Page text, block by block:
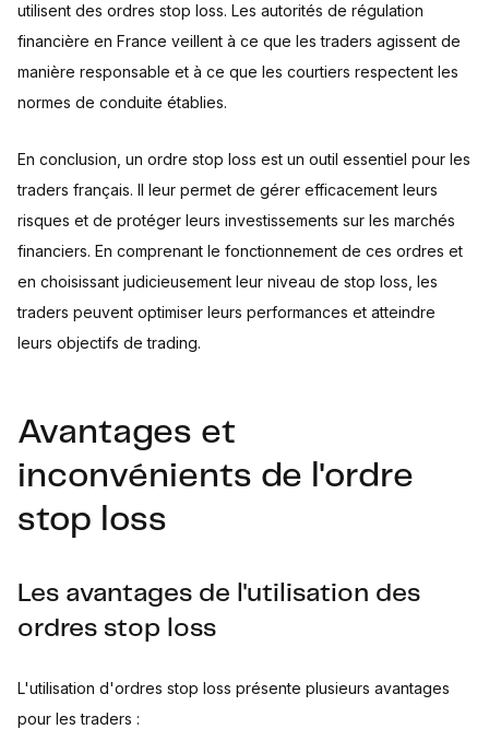
utilisent des ordres stop loss. Les autorités de régulation
financière en France veillent à ce que les traders agissent de
manière responsable et à ce que les courtiers respectent les
normes de conduite établies.
En conclusion, un ordre stop loss est un outil essentiel pour les
traders français. Il leur permet de gérer efficacement leurs
risques et de protéger leurs investissements sur les marchés
financiers. En comprenant le fonctionnement de ces ordres et
en choisissant judicieusement leur niveau de stop loss, les
traders peuvent optimiser leurs performances et atteindre
leurs objectifs de trading.
Avantages et
inconvénients de l'ordre
stop loss
Les avantages de l'utilisation des
ordres stop loss
L'utilisation d'ordres stop loss présente plusieurs avantages
pour les traders :